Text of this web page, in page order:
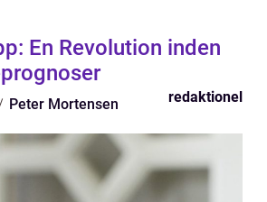
En Revolution inden
Peter Mortensen redaktionel